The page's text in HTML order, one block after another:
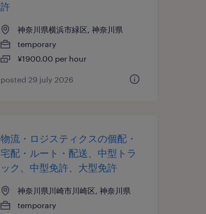
許
神奈川県横浜市緑区, 神奈川県
temporary
¥1900.00 per hour
posted 29 july 2026
物流・ロジスティクスの個配・
宅配・ルート・配送、中型トラ
ック、中型免許、大型免許
神奈川県川崎市川崎区, 神奈川県
temporary